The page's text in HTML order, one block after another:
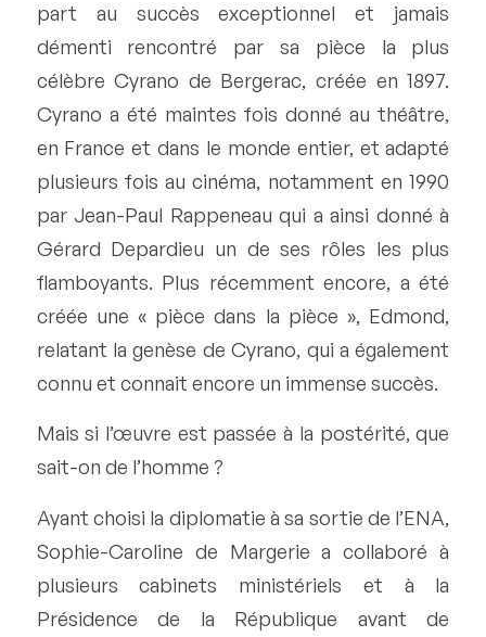
part au succès exceptionnel et jamais
démenti rencontré par sa pièce la plus
célèbre Cyrano de Bergerac, créée en 1897.
Cyrano a été maintes fois donné au théâtre,
en France et dans le monde entier, et adapté
plusieurs fois au cinéma, notamment en 1990
par Jean-Paul Rappeneau qui a ainsi donné à
Gérard Depardieu un de ses rôles les plus
flamboyants. Plus récemment encore, a été
créée une « pièce dans la pièce », Edmond,
relatant la genèse de Cyrano, qui a également
connu et connait encore un immense succès.
Mais si l’œuvre est passée à la postérité, que
sait-on de l’homme ?
Ayant choisi la diplomatie à sa sortie de l’ENA,
Sophie-Caroline de Margerie a collaboré à
plusieurs cabinets ministériels et à la
Présidence de la République avant de